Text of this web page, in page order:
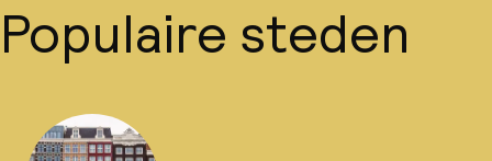
Populaire steden